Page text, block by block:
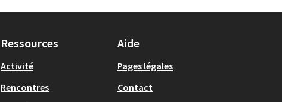
Ressources
Activité
Rencontres
Aide
Pages légales
Contact